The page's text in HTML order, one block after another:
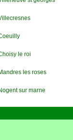
le roi
les roses
sur marne